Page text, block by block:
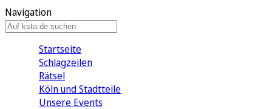
Navigation
Startseite
Schlagzeilen
Rätsel
Köln und Stadtteile
Unsere Events